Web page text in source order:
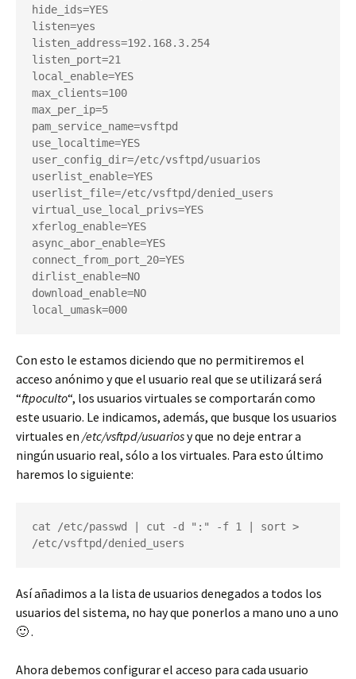
hide_ids=YES
listen=yes
listen_address=192.168.3.254
listen_port=21
local_enable=YES
max_clients=100
max_per_ip=5
pam_service_name=vsftpd
use_localtime=YES
user_config_dir=/etc/vsftpd/usuarios
userlist_enable=YES
userlist_file=/etc/vsftpd/denied_users
virtual_use_local_privs=YES
xferlog_enable=YES
async_abor_enable=YES
connect_from_port_20=YES
dirlist_enable=NO
download_enable=NO
local_umask=000
Con esto le estamos diciendo que no permitiremos el
acceso anónimo y que el usuario real que se utilizará será
“ftpoculto“, los usuarios virtuales se comportarán como
este usuario. Le indicamos, además, que busque los usuarios
virtuales en /etc/vsftpd/usuariosy que no deje entrar a
ningún usuario real, sólo a los virtuales. Para esto último
haremos lo siguiente:
cat /etc/passwd | cut -d ":" -f 1 | sort >
/etc/vsftpd/denied_users
Así añadimos a la lista de usuarios denegados a todos los
usuarios del sistema, no hay que ponerlos a mano uno a uno
🙂 .
Ahora debemos configurar el acceso para cada usuario